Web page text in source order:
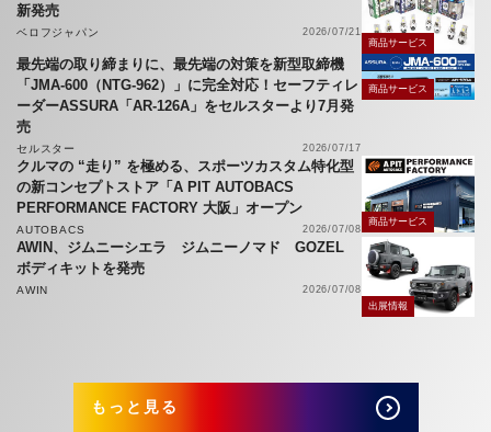
新発売
ベロフジャパン
2026/07/21
商品サービス
最先端の取り締まりに、最先端の対策を新型取締機
「JMA-600（NTG-962）」に完全対応！セーフティレ
ーダーASSURA「AR-126A」をセルスターより7月発
売
セルスター 2026/07/17
商品サービス
クルマの “走り” を極める、スポーツカスタム特化型
の新コンセプトストア「A PIT AUTOBACS
PERFORMANCE FACTORY 大阪」オープン
AUTOBACS 2026/07/08
商品サービス
AWIN、ジムニーシエラ ジムニーノマド GOZEL
ボディキットを発売
AWIN
2026/07/08
出展情報
もっと見る